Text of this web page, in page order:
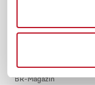
Lexikon
BR-Magazin